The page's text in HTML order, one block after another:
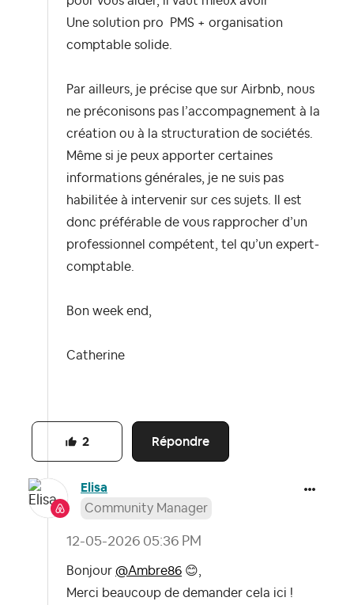
Une solution pro PMS + organisation
comptable solide.
Par ailleurs, je précise que sur Airbnb, nous
ne préconisons pas l’accompagnement à la
création ou à la structuration de sociétés.
Même si je peux apporter certaines
informations générales, je ne suis pas
habilitée à intervenir sur ces sujets. Il est
donc préférable de vous rapprocher d’un
professionnel compétent, tel qu’un expert-
comptable.
Bon week end,
Catherine
Répondre
2
Elisa
Community Manager
‎12-05-2026 05:36 PM
Bonjour @Ambre86 😊,
Merci beaucoup de demander cela ici !